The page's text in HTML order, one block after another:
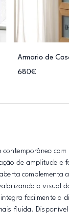
Armario de
680€
de amplitude
o visual
facilmente a
fluida.